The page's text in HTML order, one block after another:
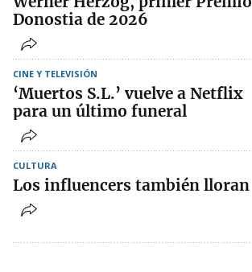
Donostia de 2026
CINE Y TELEVISIÓN
‘Muertos S.L.’ vuelve a Netflix
para un último funeral
CULTURA
Los influencers también lloran